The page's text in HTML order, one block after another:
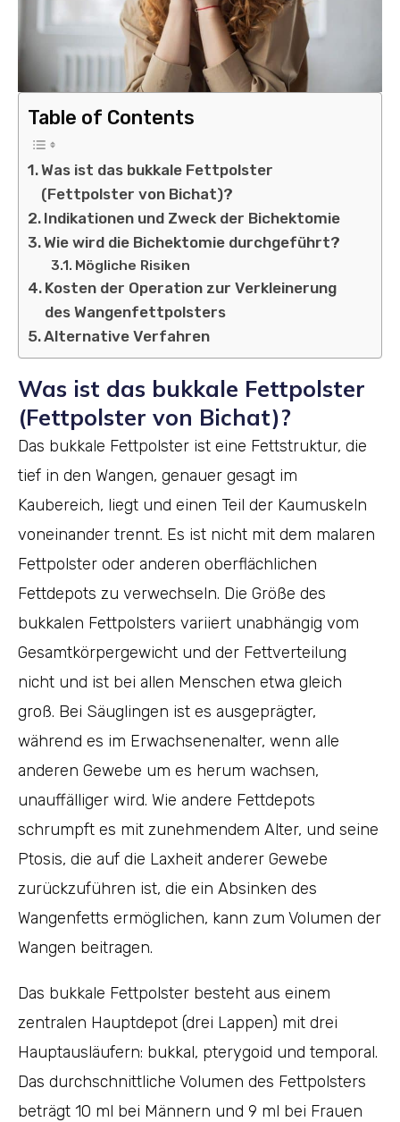
Table of Contents
Was ist das bukkale Fettpolster
(Fettpolster von Bichat)?
Indikationen und Zweck der Bichektomie
Wie wird die Bichektomie durchgeführt?
Mögliche Risiken
Kosten der Operation zur Verkleinerung
des Wangenfettpolsters
Alternative Verfahren
Was ist das bukkale Fettpolster
(Fettpolster von Bichat)?
Das bukkale Fettpolster ist eine Fettstruktur, die
tief in den Wangen, genauer gesagt im
Kaubereich, liegt und einen Teil der Kaumuskeln
voneinander trennt. Es ist nicht mit dem malaren
Fettpolster oder anderen oberflächlichen
Fettdepots zu verwechseln. Die Größe des
bukkalen Fettpolsters variiert unabhängig vom
Gesamtkörpergewicht und der Fettverteilung
nicht und ist bei allen Menschen etwa gleich
groß. Bei Säuglingen ist es ausgeprägter,
während es im Erwachsenenalter, wenn alle
anderen Gewebe um es herum wachsen,
unauffälliger wird. Wie andere Fettdepots
schrumpft es mit zunehmendem Alter, und seine
Ptosis, die auf die Laxheit anderer Gewebe
zurückzuführen ist, die ein Absinken des
Wangenfetts ermöglichen, kann zum Volumen der
Wangen beitragen.
Das bukkale Fettpolster besteht aus einem
zentralen Hauptdepot (drei Lappen) mit drei
Hauptausläufern: bukkal, pterygoid und temporal.
Das durchschnittliche Volumen des Fettpolsters
beträgt 10 ml bei Männern und 9 ml bei Frauen